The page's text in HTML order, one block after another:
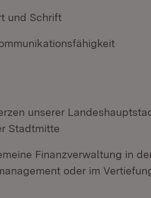
und Schrift
unserer
Stadtmitte
Finanzverwaltung in
oder im